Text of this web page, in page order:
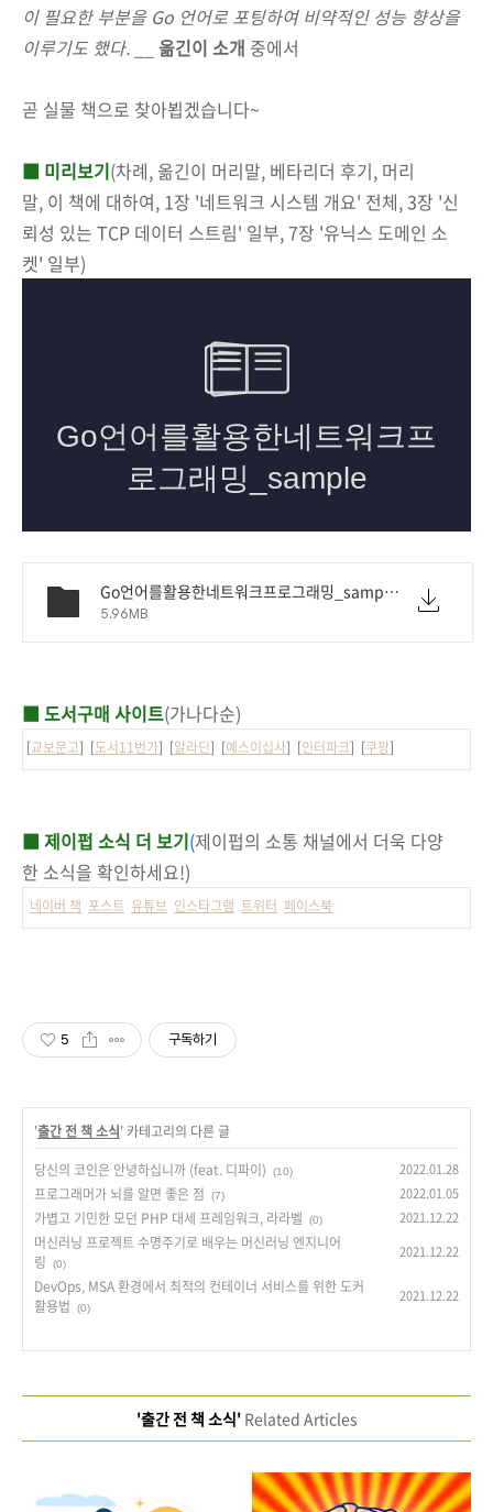
이 필요한 부분을 Go 언어로 포팅하여 비약적인 성능 향상을
이루기도 했다.
옮긴이 소개 중에서
곧 실물 책으로 찾아뵙겠습니다~
■ 미리보기(차례, 옮긴이 머리말, 베타리더 후기, 머리
말, 이 책에 대하여, 1장 '네트워크 시스템 개요' 전체, 3장 '신
뢰성 있는 TCP 데이터 스트림' 일부, 7장 '유닉스 도메인 소
켓' 일부)
Go언어를활용한네트워크프로그래밍_sample.pdf
5.96MB
■ 도서구매 사이트(가나다순)
[교보문고] [도서11번가] [알라딘] [예스이십사] [인터파크] [쿠팡]
■ 제이펍 소식 더 보기(제이펍의 소통 채널에서 더욱 다양
한 소식을 확인하세요!)
네이버 책 포스트 유튜브 인스타그램 트위터 페이스북
5 구독하기
'출간 전 책 소식' 카테고리의 다른 글
당신의 코인은 안녕하십니까 (feat. 디파이)
(10) 2022.01.28
프로그래머가 뇌를 알면 좋은 점 (7) 2022.01.05
가볍고 기민한 모던 PHP 대세 프레임워크, 라라벨 (0) 2021.12.22
머신러닝 프로젝트 수명주기로 배우는 머신러닝 엔지니어
링
(0)
2021.12.22
DevOps, MSA 환경에서 최적의 컨테이너 서비스를 위한 도커
활용법
(0)
2021.12.22
'출간 전 책 소식'Related Articles